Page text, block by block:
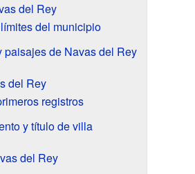
del Rey
del municipio
paisajes de Navas del Rey
del Rey
registros
y título de villa
del Rey